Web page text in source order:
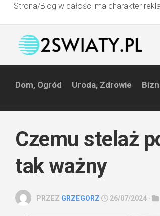
Strona/Blog w całości ma charakter
Dom, Ogród Uroda, Zdrowie
Czemu stelaż
tak ważny
PRZEZ GRZEGORZ 26/07/2024 ·